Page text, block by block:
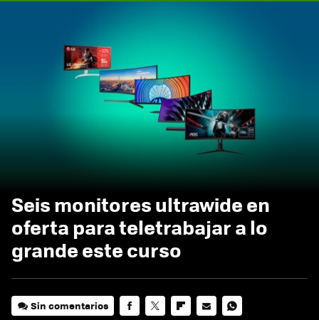
Seis monitores ultrawide en
oferta para teletrabajar a lo
grande este curso
Sin comentarios